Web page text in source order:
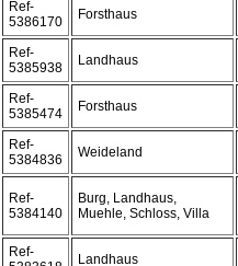
Ref-
5386170
Forsthaus
Ref-
5385938
Landhaus
Ref-
5385474
Forsthaus
Ref-
5384836
Weideland
Ref-
5384140
Burg, Landhaus,
Muehle, Schloss, Villa
Ref-
Landhaus